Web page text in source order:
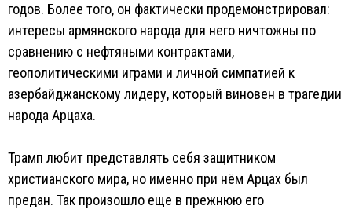
годов. Более того, он фактически продемонстрировал:
интересы армянского народа для него ничтожны по
сравнению с нефтяными контрактами,
геополитическими играми и личной симпатией к
азербайджанскому лидеру, который виновен в трагедии
народа Арцаха.
Трамп любит представлять себя защитником
христианского мира, но именно при нём Арцах был
предан. Так произошло еще в прежнюю его